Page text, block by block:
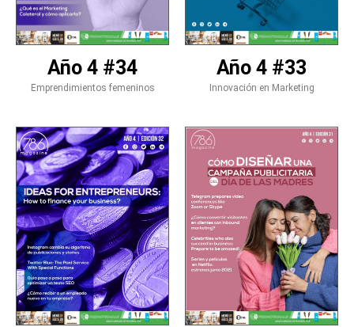
Año 4 #34
Emprendimientos femeninos
Año 4 #33
Innovación en Marketing